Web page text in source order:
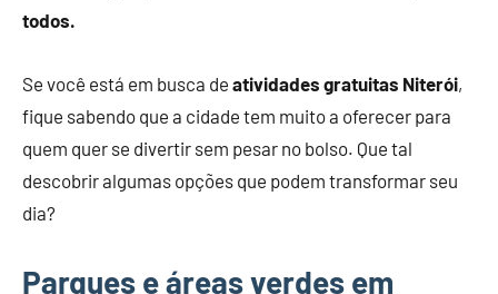
todos.
Se você está em busca de atividades gratuitas Niterói,
fique sabendo que a cidade tem muito a oferecer para
quem quer se divertir sem pesar no bolso. Que tal
descobrir algumas opções que podem transformar seu
dia?
Parques e áreas verdes em